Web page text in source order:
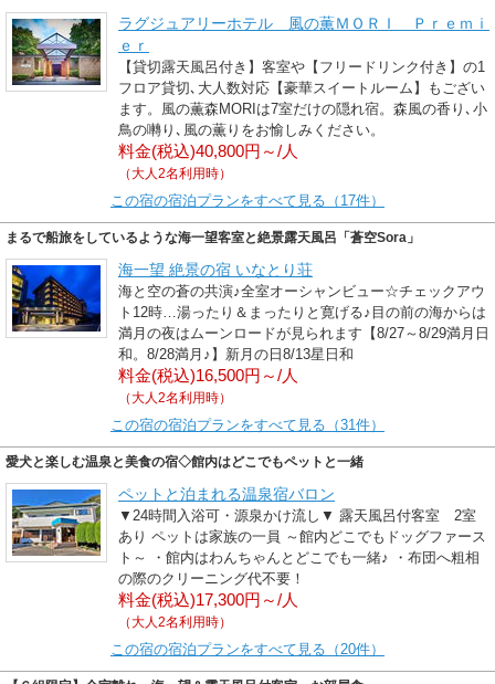
ラグジュアリーホテル 風の薫ＭＯＲＩ Ｐｒｅｍｉ
ｅｒ
【貸切露天風呂付き】客室や【フリードリンク付き】の1
フロア貸切､大人数対応【豪華スイートルーム】もござい
ます。風の薫森MORIは7室だけの隠れ宿。森風の香り､小
鳥の囀り､風の薫りをお愉しみください。
料金(税込)40,800円～/人
（大人2名利用時）
この宿の宿泊プランをすべて見る（17件）
まるで船旅をしているような海一望客室と絶景露天風呂「蒼空Sora」
海一望 絶景の宿 いなとり荘
海と空の蒼の共演♪全室オーシャンビュー☆チェックアウ
ト12時…湯ったり＆まったりと寛げる♪目の前の海からは
満月の夜はムーンロードが見られます【8/27～8/29満月日
和。8/28満月♪】新月の日8/13星日和
料金(税込)16,500円～/人
（大人2名利用時）
この宿の宿泊プランをすべて見る（31件）
愛犬と楽しむ温泉と美食の宿◇館内はどこでもペットと一緒
ペットと泊まれる温泉宿バロン
▼24時間入浴可・源泉かけ流し▼ 露天風呂付客室 2室
あり ペットは家族の一員 ～館内どこでもドッグファース
ト～ ・館内はわんちゃんとどこでも一緒♪ ・布団へ粗相
の際のクリーニング代不要！
料金(税込)17,300円～/人
（大人2名利用時）
この宿の宿泊プランをすべて見る（20件）